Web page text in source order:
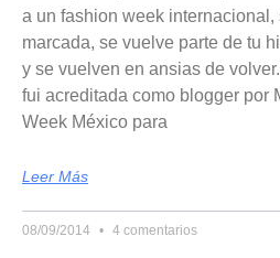
a un fashion week internacional,
marcada, se vuelve parte de tu
y se vuelven en ansias de
fui acreditada como blogger por
Week México para
Leer Más
08/09/2014 4 comentarios